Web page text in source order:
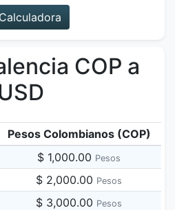
Calculadora
COP a
Pesos Colombianos (COP)
$ 1,000.00 Pesos
$ 2,000.00 Pesos
$ 3,000.00 Pesos